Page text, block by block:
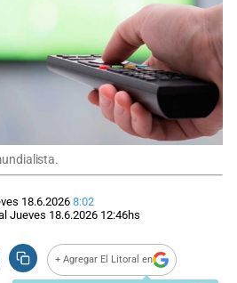
18.6.2026 8:02
Jueves 18.6.2026 12:46hs
+ Agregar El Litoral en